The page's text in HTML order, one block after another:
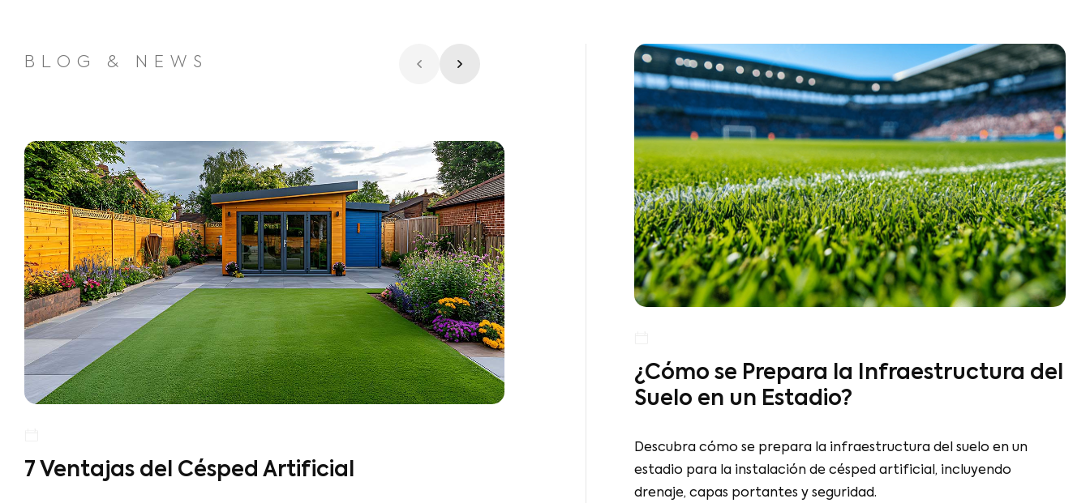
BLOG & NEWS
7 Ventajas del Césped Artificial
¿Cómo se Prepara la Infraestructura del
Suelo en un Estadio?
Descubra cómo se prepara la infraestructura del suelo en un estadio para
la instalación de césped artificial, incluyendo drenaje, capas portantes y
seguridad.